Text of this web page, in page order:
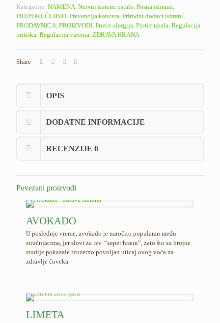
Kategorije: NAMENA, Nervni sistem, ostalo, Posna ishrana,
PREPORUČLJIVO, Prevencija kancera, Prirodni dodaci ishrani,
PRODAVNICA, PROIZVODI, Protiv alergija, Protiv upala, Regulacija
pritiska, Regulacija varenja, ZDRAVA HRANA
Share
OPIS
DODATNE INFORMACIJE
RECENZIJE 0
Povezani proizvodi
AVOKADO
U poslednje vreme, avokado je naročito popularan među
stručnjacima, jer slovi za tzv. “super hranu”, zato što su brojne
studije pokazale izuzetno povoljan uticaj ovog voća na
zdravlje čoveka.
LIMETA